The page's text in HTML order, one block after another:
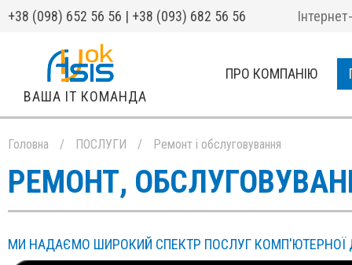
+38 (098) 652 56 56 | +38 (093) 682 56 56
ВАША IT КОМАНДА
ПРО КОМПАНІЮ
Головна / ПОСЛУГИ / Ремонт і обслуговування
РЕМОНТ,
МИ НАДАЄМО ШИРОКИЙ СПЕКТР ПОСЛУГ КОМП'ЮТЕРНОЇ